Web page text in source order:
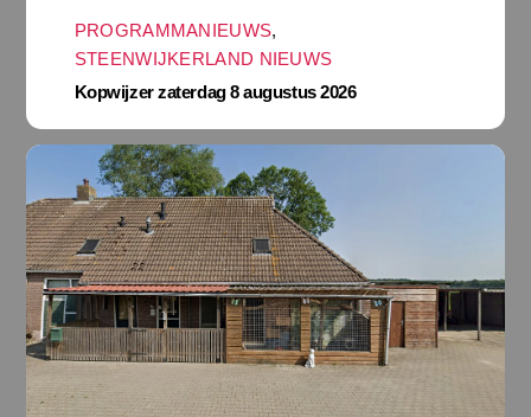
PROGRAMMANIEUWS,
STEENWIJKERLAND NIEUWS
Kopwijzer zaterdag 8 augustus 2026